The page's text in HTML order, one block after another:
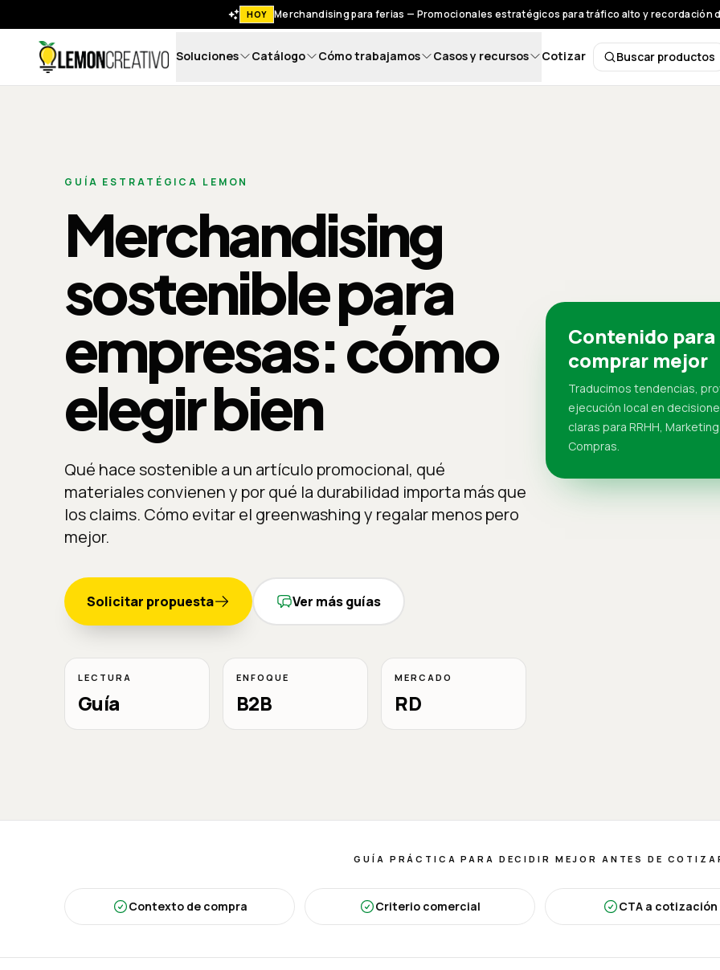
HOY Merchandising para ferias — Promocionales estratégicos para tráfico alto y recordación
Lemon Creativo
Soluciones Catálogo Cómo trabajamos Casos y recursos Cotizar Buscar productos
Buscar
GUÍA ESTRATÉGICA LEMON
Merchandising
sostenible para
empresas: cómo
elegir bien
Qué hace sostenible a un artículo promocional, qué
materiales convienen y por qué la durabilidad importa más que
los claims. Cómo evitar el greenwashing y regalar menos pero
mejor.
Solicitar propuesta Ver más guías
LECTURA
Guía
ENFOQUE
B2B
MERCADO
RD
Contenido para
comprar mejor
Traducimos tendencias,
ejecución local en
claras para RRHH,
Compras.
GUÍA PRÁCTICA PARA DECIDIR MEJOR ANTES DE
Contexto de compra Criterio comercial CTA a cotización